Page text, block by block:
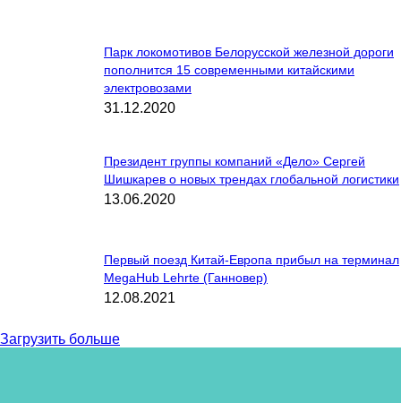
Парк локомотивов Белорусской железной дороги
пополнится 15 современными китайскими
электровозами
31.12.2020
Президент группы компаний «Дело» Сергей
Шишкарев о новых трендах глобальной логистики
13.06.2020
Первый поезд Китай-Европа прибыл на терминал
MegaHub Lehrte (Ганновер)
12.08.2021
Загрузить больше